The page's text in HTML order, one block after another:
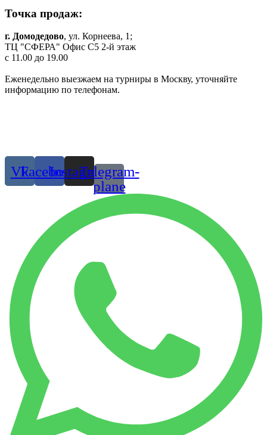
Точка продаж:
г. Домодедово, ул. Корнеева, 1;
ТЦ "СФЕРА" Офис C5 2-й этаж
c 11.00 до 19.00
Еженедельно выезжаем на турниры в Москву, уточняйте
информацию по телефонам.
VkFacebookInstagramTelegram-
plane